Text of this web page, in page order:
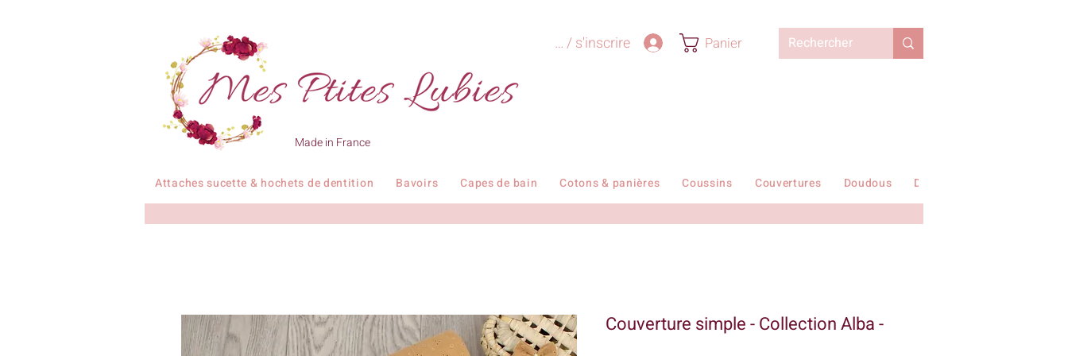
Made in France
Se connecter / s'inscrire Panier
Attaches sucette & hochets de dentition Bavoirs Capes de bain Cotons & panières Coussins Couvertures Doudous Duvets enfant
Couverture simple - Collection Alba -